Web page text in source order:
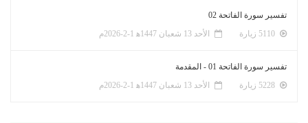
تفسير سورة الفاتحة 02
الأحد 13 شعبان 1447ﻫ 1-2-2026م
تفسير سورة الفاتحة 01 - المقدمة
الأحد 13 شعبان 1447ﻫ 1-2-2026م